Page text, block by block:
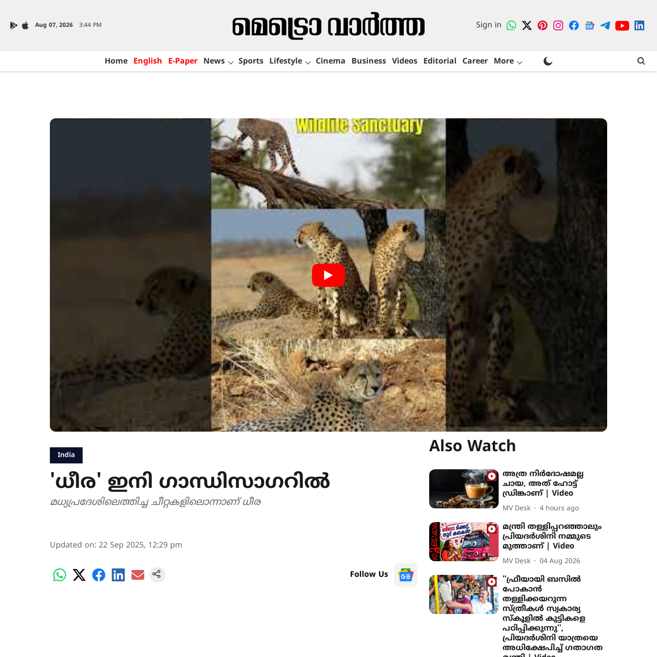
Aug 07, 2026 3:44 PM Sign in
Home English E-Paper News Sports Lifestyle Cinema Business Videos Editorial Career More
India
'ധീര' ഇനി ഗാന്ധിസാഗറിൽ
മധ്യപ്രദേശിലെത്തിച്ച ചീറ്റകളിലൊന്നാണ് ധീര
Updated on: 22 Sep 2025, 12:29 pm
Follow Us
Also Watch
അത്ര നിർദോഷമല്ല
ചായ, അത് ഹോട്ട്
ഡ്രിങ്കാണ് | Video
MV Desk 4 hours ago
മന്ത്രി തള്ളിപ്പറഞ്ഞാലും
പ്രിയദർശിനി നമ്മുടെ
മുത്താണ് | Video
MV Desk 04 Aug 2026
''ഫ്രീയായി ബസിൽ
പോകാൻ
തള്ളിക്കയറുന്ന
സ്ത്രീകൾ സ്വകാര്യ
സ്കൂളിൽ കുട്ടികളെ
പഠിപ്പിക്കുന്നു'',
പ്രിയദർശിനി യാത്രയെ
അധിക്ഷേപിച്ച് ഗതാഗത